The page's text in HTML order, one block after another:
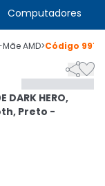
Computadores
AMD>Código

DARK HERO,
Preto -